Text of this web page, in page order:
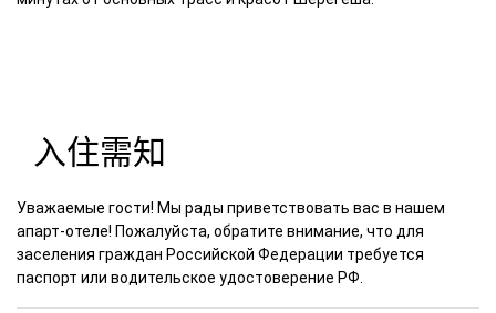
入住需知
Уважаемые гости! Мы рады приветствовать вас в нашем
апарт-отеле! Пожалуйста, обратите внимание, что для
заселения граждан Российской Федерации требуется
паспорт или водительское удостоверение РФ.